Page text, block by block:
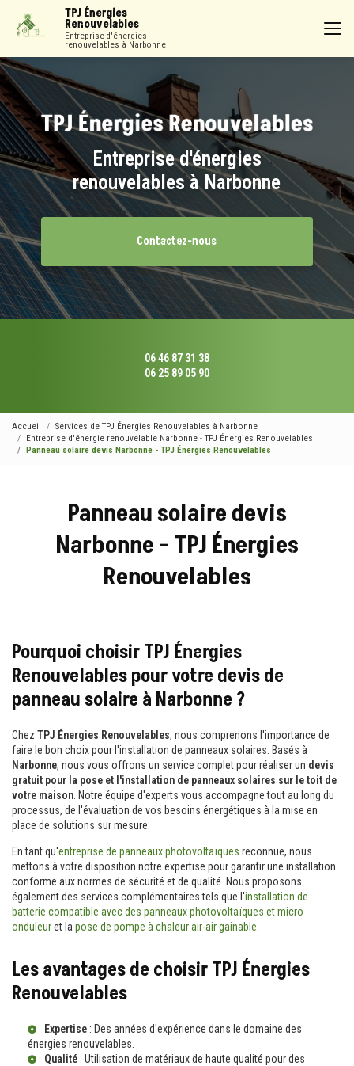
contenu
TPJ Énergies
Renouvelables
Entreprise d'énergies
renouvelables à Narbonne
Entreprise d'énergies
renouvelables à Narbonne
Contactez-nous
06 46 87 31 38
06 25 89 05 90
Accueil
Services de TPJ Énergies Renouvelables à Narbonne
Entreprise d'énergie renouvelable Narbonne - TPJ Énergies Renouvelables
Panneau solaire devis Narbonne - TPJ Énergies Renouvelables
Panneau solaire devis
Narbonne - TPJ Énergies
Renouvelables
Pourquoi choisir TPJ Énergies
Renouvelables pour votre devis de
panneau solaire à Narbonne ?
Chez TPJ Énergies Renouvelables, nous comprenons l'importance de
faire le bon choix pour l'installation de panneaux solaires. Basés à
Narbonne, nous vous offrons un service complet pour réaliser un devis
gratuit pour la pose et l'installation de panneaux solaires sur le toit de
votre maison . Notre équipe d'experts vous accompagne tout au long du
processus, de l'évaluation de vos besoins énergétiques à la mise en
place de solutions sur mesure.
En tant qu'entreprise de panneaux photovoltaïques reconnue, nous
mettons à votre disposition notre expertise pour garantir une installation
conforme aux normes de sécurité et de qualité. Nous proposons
également des services complémentaires tels que l'installation de
batterie compatible avec des panneaux photovoltaïques et micro
onduleuret la pose de pompe à chaleur air-air gainable
Les avantages de choisir TPJ Énergies
Renouvelables
Expertise : Des années d'expérience dans le domaine des
énergies renouvelables.
Qualité : Utilisation de matériaux de haute qualité pour des